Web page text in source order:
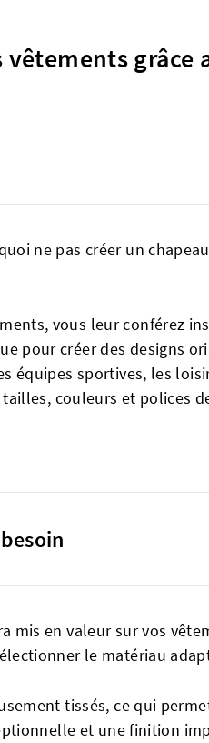
ne pas créer un
vous leur conférez
pour créer des designs
sportives, les
couleurs et polices
mis en valeur sur vos
le matériau
tissés, ce qui
et une finition